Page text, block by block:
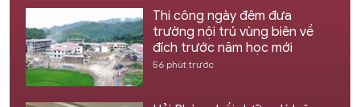
Thi công ngày đêm đưa
trường nội trú vùng biên về
đích trước năm học mới
56 phút trước